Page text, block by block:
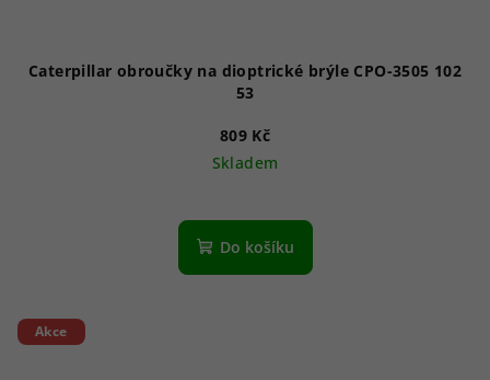
Caterpillar obroučky na dioptrické brýle CPO-3505 102
53
809 Kč
Skladem
Do košíku
Akce